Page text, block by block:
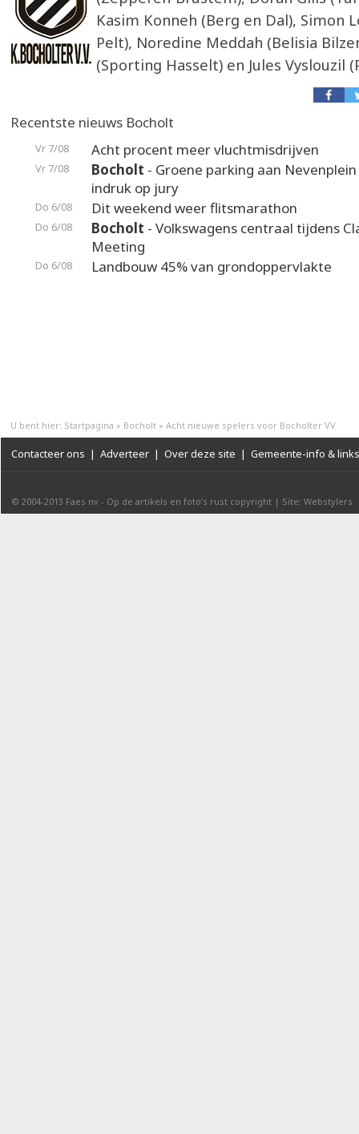
Kasim Konneh (Berg en Dal), Simon
Pelt), Noredine Meddah (Belisia
(Sporting Hasselt) en Jules Vyslouzil
Recentste nieuws Bocholt
Vr 7/08 Acht procent meer vluchtmisdrijven
Vr 7/08 Bocholt - Groene parking aan
indruk op jury
Do 6/08 Dit weekend weer flitsmarathon
Do 6/08 Bocholt - Volkswagens centraal tijdens
Meeting
Do 6/08 Landbouw 45% van grondoppervlakte
U bent hier: Startpagina » Bocholt » Acht nieuwe spelers voor Bocholter VV
Contacteer ons | Adverteer | Over deze site | Gemeente-info & links
© 2004-2013 Faes nv - Op de artikels en foto’s rust copyright | Site: Webstylers